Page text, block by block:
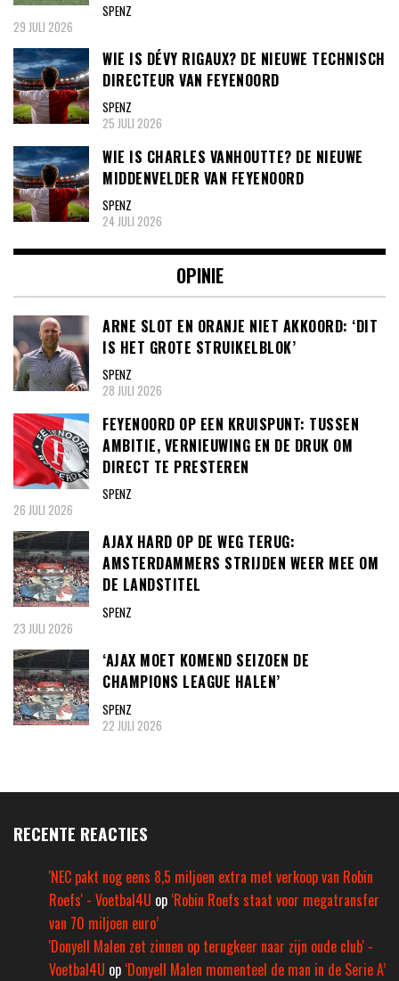
SPENZ
29 JULI 2026
WIE IS DÉVY RIGAUX? DE NIEUWE TECHNISCH
DIRECTEUR VAN FEYENOORD
SPENZ
25 JULI 2026
WIE IS CHARLES VANHOUTTE? DE NIEUWE
MIDDENVELDER VAN FEYENOORD
SPENZ
24 JULI 2026
OPINIE
ARNE SLOT EN ORANJE NIET AKKOORD: ‘DIT
IS HET GROTE STRUIKELBLOK’
SPENZ
28 JULI 2026
FEYENOORD OP EEN KRUISPUNT: TUSSEN
AMBITIE, VERNIEUWING EN DE DRUK OM
DIRECT TE PRESTEREN
SPENZ
26 JULI 2026
AJAX HARD OP DE WEG TERUG:
AMSTERDAMMERS STRIJDEN WEER MEE OM
DE LANDSTITEL
SPENZ
23 JULI 2026
‘AJAX MOET KOMEND SEIZOEN DE
CHAMPIONS LEAGUE HALEN’
SPENZ
22 JULI 2026
RECENTE REACTIES
'NEC pakt nog eens 8,5 miljoen extra met verkoop van Robin
Roefs' - Voetbal4U op ‘Robin Roefs staat voor megatransfer
van 70 miljoen euro’
'Donyell Malen zet zinnen op terugkeer naar zijn oude club' -
Voetbal4U op ‘Donyell Malen momenteel de man in de Serie A’